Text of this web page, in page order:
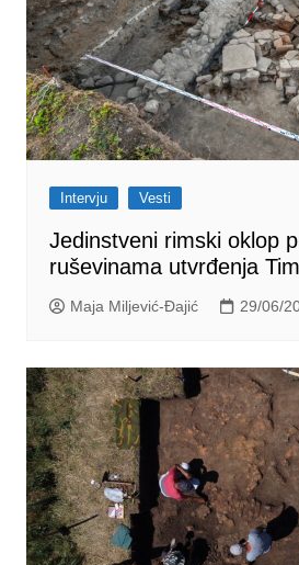
Intervju Vesti
Jedinstveni rimski oklop
ruševinama utvrđenja
Maja Miljević-Đajić 29/06/